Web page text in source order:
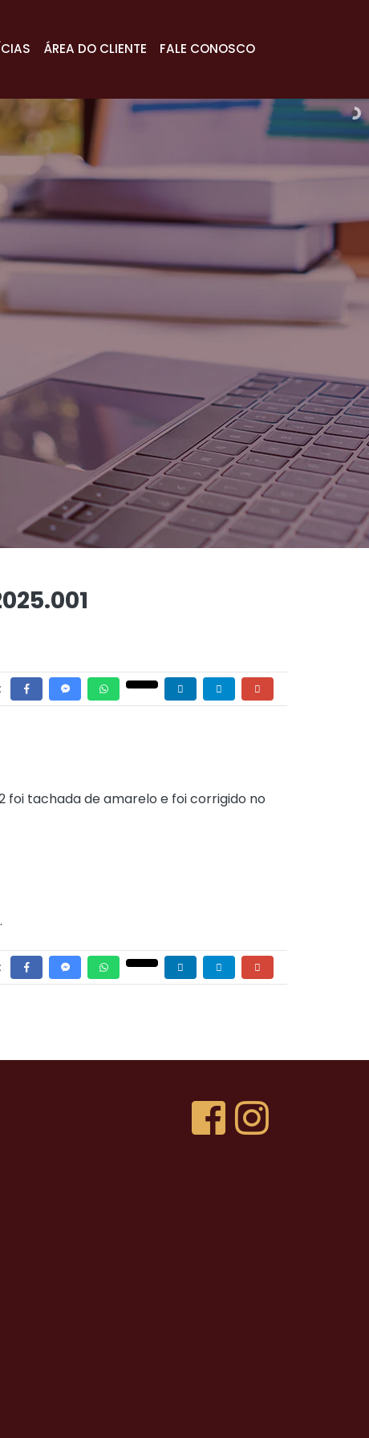
ÁREA DO CLIENTE FALE CONOSCO
foi tachada de amarelo e foi corrigido no